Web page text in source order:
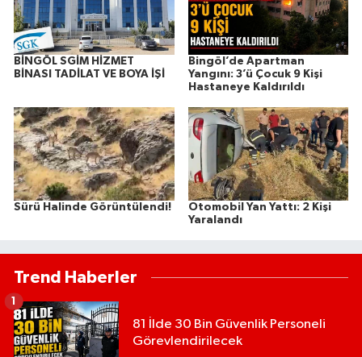
BİNGÖL SGİM HİZMET
BİNASI TADİLAT VE BOYA İŞİ
Bingöl’de Apartman
Yangını: 3’ü Çocuk 9 Kişi
Hastaneye Kaldırıldı
Sürü Halinde Görüntülendi!
Otomobil Yan Yattı: 2 Kişi
Yaralandı
Trend Haberler
81 İlde 30 Bin Güvenlik Personeli
Görevlendirilecek
1